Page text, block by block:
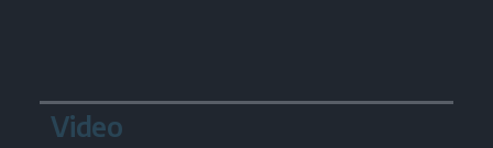
Video